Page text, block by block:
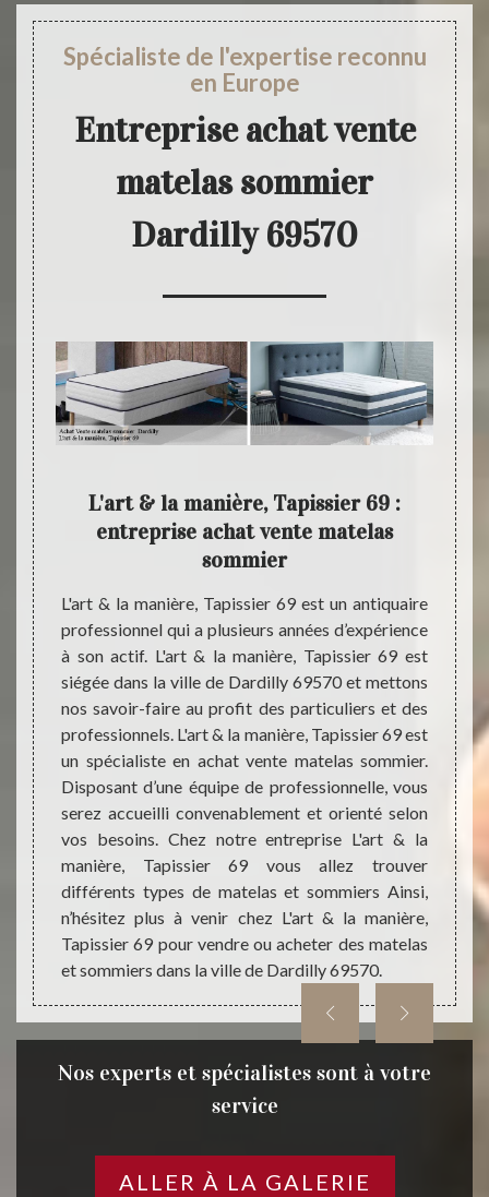
Spécialiste de l'expertise reconnu
en Europe
Entreprise achat vente
matelas sommier
Dardilly 69570
69
à
69,
de
;
de
êtes
L'art & la manière, Tapissier 69 :
entreprise achat vente matelas
sommier
L'art & la manière, Tapissier 69 est un antiquaire
professionnel qui a plusieurs années d’expérience
à son actif. L'art & la manière, Tapissier 69 est
siégée dans la ville de Dardilly 69570 et mettons
nos savoir-faire au profit des particuliers et des
professionnels. L'art & la manière, Tapissier 69 est
un spécialiste en achat vente matelas sommier.
Disposant d’une équipe de professionnelle, vous
serez accueilli convenablement et orienté selon
vos besoins. Chez notre entreprise L'art & la
manière, Tapissier 69 vous allez trouver
différents types de matelas et sommiers Ainsi,
n’hésitez plus à venir chez L'art & la manière,
Tapissier 69 pour vendre ou acheter des matelas
et sommiers dans la ville de Dardilly 69570.
nous
de
: la
faire,
69
L'art
Nos experts et spécialistes sont à votre
service
ALLER À LA GALERIE